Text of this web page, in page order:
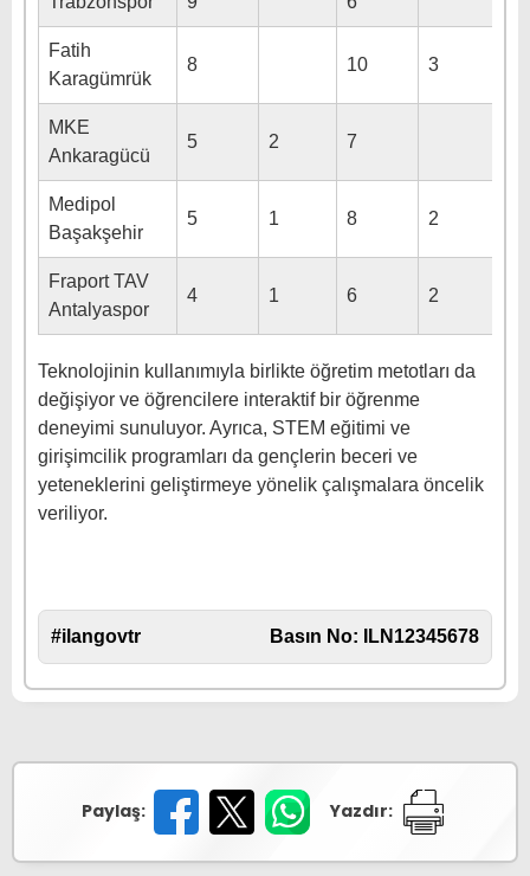
Fatih
Karagümrük
8 10 3
MKE
Ankaragücü
5 2 7
Medipol
Başakşehir
5 1 8 2
Fraport TAV
Antalyaspor
4 1 6 2
Teknolojinin kullanımıyla birlikte öğretim metotları da
değişiyor ve öğrencilere interaktif bir öğrenme
deneyimi sunuluyor. Ayrıca, STEM eğitimi ve
girişimcilik programları da gençlerin beceri ve
yeteneklerini geliştirmeye yönelik çalışmalara öncelik
veriliyor.
#ilangovtr Basın No: ILN12345678
Paylaş: Yazdır: